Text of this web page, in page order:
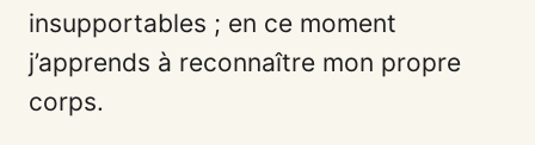
insupportables ; en ce moment
j’apprends à reconnaître mon propre
corps.